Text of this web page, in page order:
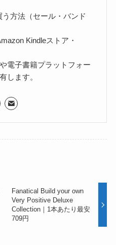
方法（セール・バンド
Kindleストア・
電子書籍プラットフォー
します。
Fanatical Build your own
Very Positive Deluxe
Collection｜1本あたり最安
709円